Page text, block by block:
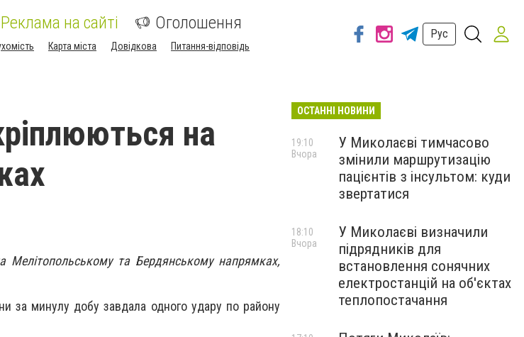
Реклама на сайті Оголошення
Карта міста Довідкова Питання-відповідь
Рус
на
Мелітопольському та Бердянському напрямках,
за минулу добу завдала одного удару по району
ОСТАННІ НОВИНИ
У Миколаєві тимчасово
змінили маршрутизацію
пацієнтів з інсультом: куди
звертатися
19:10
Вчора
У Миколаєві визначили
підрядників для
встановлення сонячних
електростанцій на об'єктах
теплопостачання
18:10
Вчора